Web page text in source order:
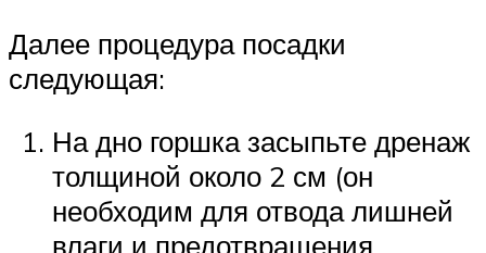
Далее процедура посадки
следующая:
На дно горшка засыпьте дренаж
толщиной около 2 см (он
необходим для отвода лишней
влаги и предотвращения